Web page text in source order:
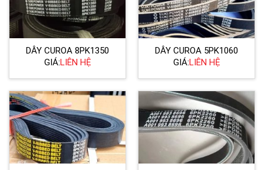
DÂY CUROA 8PK1350
GIÁ:LIÊN HỆ
DÂY CUROA 5PK1060
GIÁ:LIÊN HỆ